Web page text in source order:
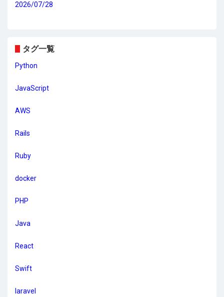
2026/07/28
タグ一覧
Python
JavaScript
AWS
Rails
Ruby
docker
PHP
Java
React
Swift
laravel